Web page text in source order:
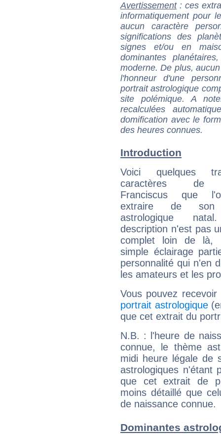
Avertissement: ces
informatiquement pour
aucun caractère
significations des
signes et/ou en
dominantes
moderne. De plus,
l'honneur d'une
portrait astrologique
site polémique. A
recalculées
domification avec le
des heures connues.
Introduction
Voici quelques
caractères de
Franciscus que
extraire de son
astrologique
description n'est pas
complet loin de là,
simple éclairage
personnalité qui n'en
les amateurs et les
Vous pouvez
portrait astrologique
que cet extrait du
N.B. : l'heure de
connue, le thème
midi heure légale de
astrologiques n'étant
que cet extrait de
moins détaillé que
de naissance connue.
Dominantes